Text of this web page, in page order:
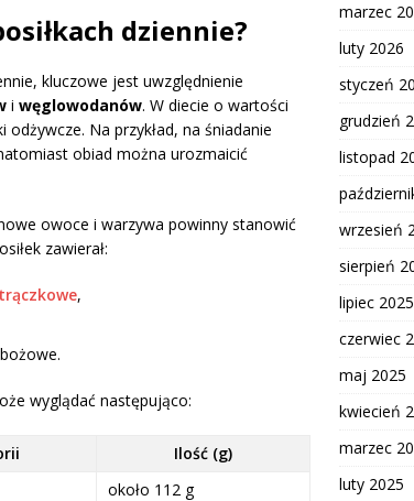
dziennie?
kluczowe jest uwzględnienie
i węglowodanów. W diecie o wartości
Na przykład, na śniadanie
obiad można urozmaicić
owoce i warzywa powinny stanowić
zawierał:
,
wyglądać następująco:
Ilość (g)
około 112 g
marzec
luty 2026
styczeń
grudzień
listopad
wrzesień
sierpień
lipiec 2025
czerwiec
maj 2025
kwiecień
marzec
luty 2025